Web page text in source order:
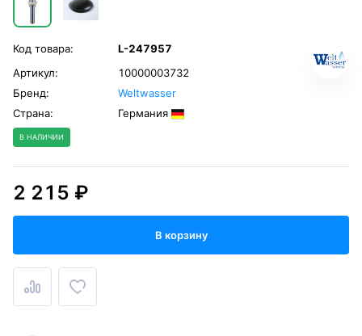
Код товара:
L-247957
Артикул:
10000003732
Бренд:
Weltwasser
Страна:
Германия
В НАЛИЧИИ
2 215 ₽
В корзину